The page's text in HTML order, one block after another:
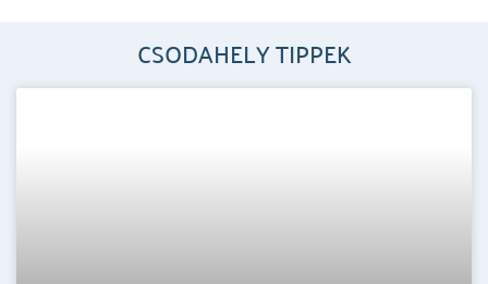
CSODAHELY TIPPEK